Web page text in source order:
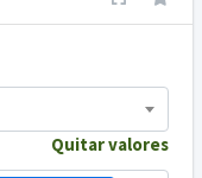
Quitar valores